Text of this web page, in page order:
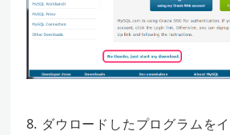
8. ダウロードしたプログラムを